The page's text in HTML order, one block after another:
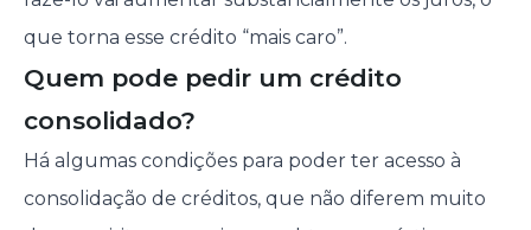
que torna esse crédito “mais caro”.
Quem pode pedir um crédito
consolidado?
Há algumas condições para poder ter acesso à
consolidação de créditos, que não diferem muito